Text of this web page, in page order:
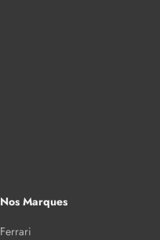
Nos Marques
Ferrari